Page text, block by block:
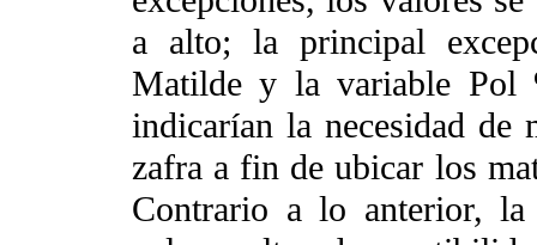
a alto; la principal
Matilde y la variable Pol
indicarían la necesidad de
zafra a fin de ubicar los
Contrario a lo anterior,